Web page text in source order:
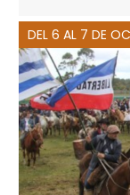
DEL 6 AL 7 DE